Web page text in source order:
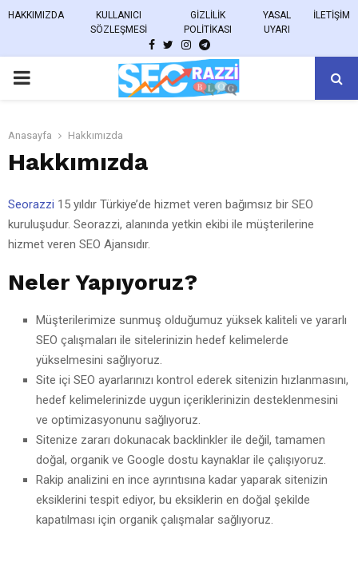
HAKKIMIZDA
KULLANICI
SÖZLEŞMESI
GIZLILIK
POLITIKASI
YASAL
UYARI
İLETIŞIM
FACEBOOK
TWITTER
INSTAGRAM
TELEGRAM
PRIMARY
Anasayfa Hakkımızda
Hakkımızda
Seorazzi 15 yıldır Türkiye’de hizmet veren bağımsız bir SEO
kuruluşudur. Seorazzi, alanında yetkin ekibi ile müşterilerine
hizmet veren SEO Ajansıdır.
Neler Yapıyoruz?
Müşterilerimize sunmuş olduğumuz yüksek kaliteli ve yararlı
SEO çalışmaları ile sitelerinizin hedef kelimelerde
yükselmesini sağlıyoruz.
Site içi SEO ayarlarınızı kontrol ederek sitenizin hızlanmasını,
hedef kelimelerinizde uygun içeriklerinizin desteklenmesini
ve optimizasyonunu sağlıyoruz.
Sitenize zararı dokunacak backlinkler ile değil, tamamen
doğal, organik ve Google dostu kaynaklar ile çalışıyoruz.
Rakip analizini en ince ayrıntısına kadar yaparak sitenizin
eksiklerini tespit ediyor, bu eksiklerin en doğal şekilde
kapatılması için organik çalışmalar sağlıyoruz.